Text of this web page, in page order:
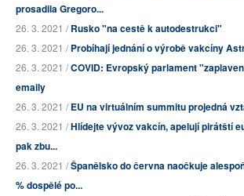
prosadila Gregoro...
26. 3. 2021 /Rusko "na cestě k autodestrukci"
26. 3. 2021 /Probíhají jednání o výrobě vakcíny
26. 3. 2021 /COVID: Evropský parlament
emaily
26. 3. 2021 /EU na virtuálním summitu projedná
26. 3. 2021 /Hlídejte vývoz vakcín, apelují pirátští
pak zbu...
26. 3. 2021 /Španělsko do června naočkuje
% dospělé po...